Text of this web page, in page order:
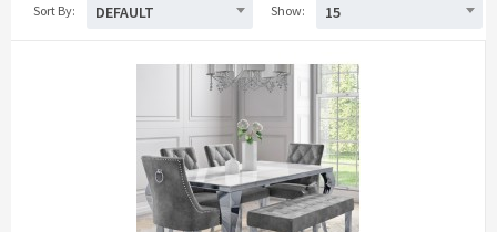
Sort By: DEFAULT Show: 15